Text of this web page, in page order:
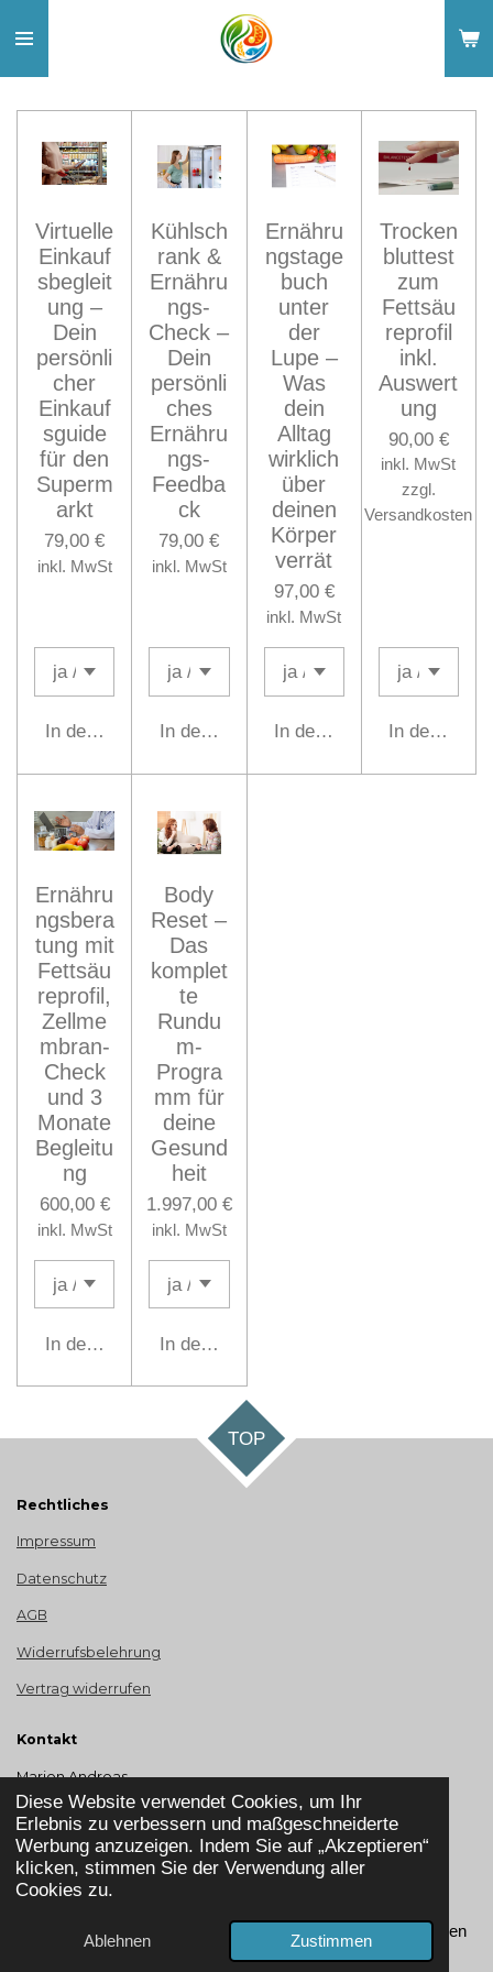
Diese Website verwendet Cookies, um Ihr
Erlebnis zu verbessern und maßgeschneiderte
Werbung anzuzeigen. Indem Sie auf „Akzeptieren“
klicken, stimmen Sie der Verwendung aller
Cookies zu.
Ablehnen Zustimmen
springen
Virtuelle
Einkauf
sbegleit
ung –
Dein
persönli
cher
Einkauf
sguide
für den
Superm
arkt
79,00 €
inkl. MwSt
In den Warenkorb
Kühlsch
rank &
Ernähru
ngs-
Check –
Dein
persönli
ches
Ernähru
ngs-
Feedba
ck
79,00 €
inkl. MwSt
In den Warenkorb
Ernähru
ngstage
buch
unter
der
Lupe –
Was
dein
Alltag
wirklich
über
deinen
Körper
verrät
97,00 €
inkl. MwSt
In den Warenkorb
Trocken
bluttest
zum
Fettsäu
reprofil
inkl.
Auswert
ung
90,00 €
inkl. MwSt
zzgl.
Versandkosten
In den
Ernähru
ngsbera
tung mit
Fettsäu
reprofil,
Zellme
mbran-
Check
und 3
Monate
Begleitu
ng
600,00 €
inkl. MwSt
In den Warenkorb
Body
Reset –
Das
komplet
te
Rundu
m-
Progra
mm für
deine
Gesund
heit
1.997,00 €
inkl. MwSt
In den Warenkorb
TOP
Rechtliches
Impressum
Datenschutz
AGB
Widerrufsbelehrung
Vertrag widerrufen
Kontakt
Marion Andreas
Odenwaldstr. 46
65428 Rüsselsheim
Telefon: +49 155 - 67 09 54 25
I
F
c
n
o
i
n
Marion Andreas - Ernährungsberatung nach Stoffwechseltypen